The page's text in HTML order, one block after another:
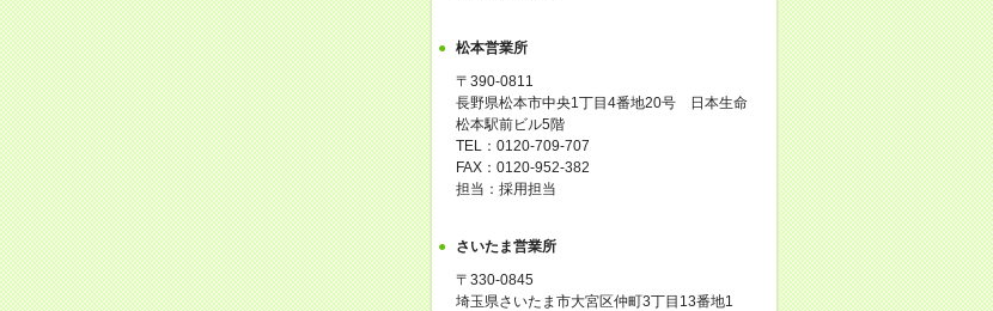
松本営業所
〒390-0811
長野県松本市中央1丁目4番地20号 日本生命
松本駅前ビル5階
TEL：0120-709-707
FAX：0120-952-382
担当：採用担当
さいたま営業所
〒330-0845
埼玉県さいたま市大宮区仲町3丁目13番地1